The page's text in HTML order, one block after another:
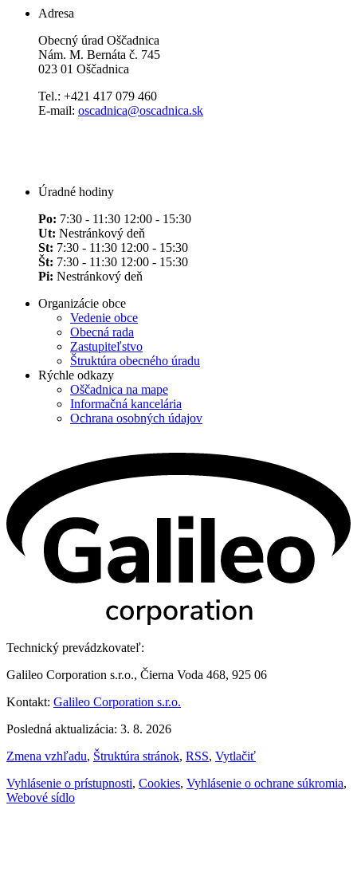
Adresa
Obecný úrad Oščadnica
Nám. M. Bernáta č. 745
023 01 Oščadnica
Tel.: +421 417 079 460
E-mail: oscadnica@oscadnica.sk
Úradné hodiny
Po: 7:30 - 11:30 12:00 - 15:30
Ut: Nestránkový deň
St: 7:30 - 11:30 12:00 - 15:30
Št: 7:30 - 11:30 12:00 - 15:30
Pi: Nestránkový deň
Organizácie obce
Vedenie obce
Obecná rada
Zastupiteľstvo
Štruktúra obecného úradu
Rýchle odkazy
Oščadnica na mape
Informačná kancelária
Ochrana osobných údajov
Technický prevádzkovateľ:
Galileo Corporation s.r.o., Čierna Voda 468, 925 06
Kontakt: Galileo Corporation s.r.o.
Posledná aktualizácia: 3. 8. 2026
Zmena vzhľadu, Štruktúra stránok, RSS, Vytlačiť
Vyhlásenie o prístupnosti, Cookies, Vyhlásenie o ochrane súkromia,
Webové sídlo